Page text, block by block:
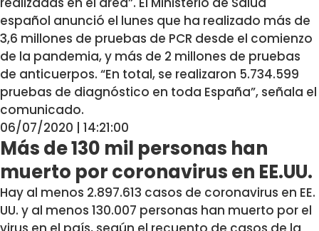
español anunció el lunes que ha realizado más de
3,6 millones de pruebas de PCR desde el comienzo
de la pandemia, y más de 2 millones de pruebas
de anticuerpos. “En total, se realizaron 5.734.599
pruebas de diagnóstico en toda España”, señala el
comunicado.
06/07/2020 | 14:21:00
Más de 130 mil personas han
muerto por coronavirus en EE.UU.
Hay al menos 2.897.613 casos de coronavirus en EE.
UU. y al menos 130.007 personas han muerto por el